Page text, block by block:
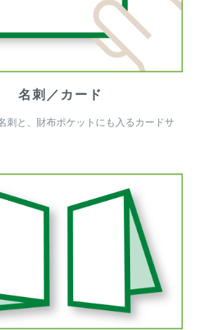
名刺／カード
刺と、財布ポケットにも入るカードサ